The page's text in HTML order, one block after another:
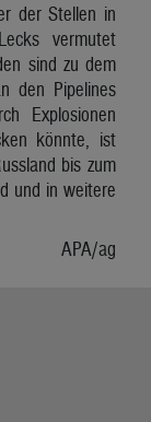
der Stellen in
vermutet
sind zu dem
den Pipelines
Explosionen
könnte, ist
bis zum
und in weitere
APA/ag